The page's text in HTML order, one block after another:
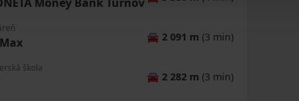
🚘 2 091 m (3 min)
škola
🚘 2 282 m (3 min)